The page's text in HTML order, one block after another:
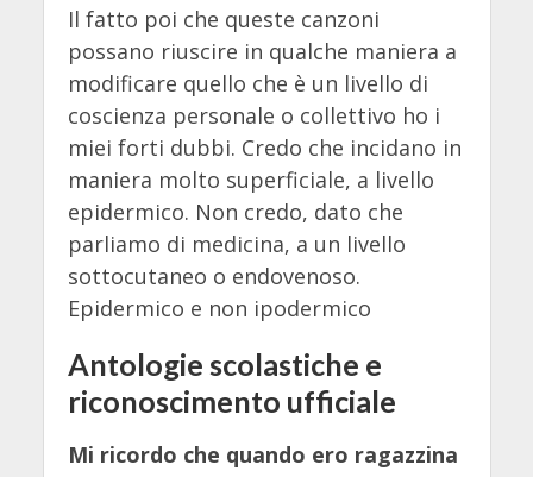
Il fatto poi che queste canzoni
possano riuscire in qualche maniera a
modificare quello che è un livello di
coscienza personale o collettivo ho i
miei forti dubbi. Credo che incidano in
maniera molto superficiale, a livello
epidermico. Non credo, dato che
parliamo di medicina, a un livello
sottocutaneo o endovenoso.
Epidermico e non ipodermico
Antologie scolastiche e
riconoscimento ufficiale
Mi ricordo che quando ero ragazzina